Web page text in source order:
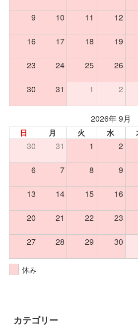
9 10 11 12
16
17 18 19
23
24 25 26
30
31 1 2
2026年 9月
日 月 火 水
30 31 1 2
6
7 8 9
13
14 15 16
20
21 22 23
27
28 29 30
休み
カテゴリー